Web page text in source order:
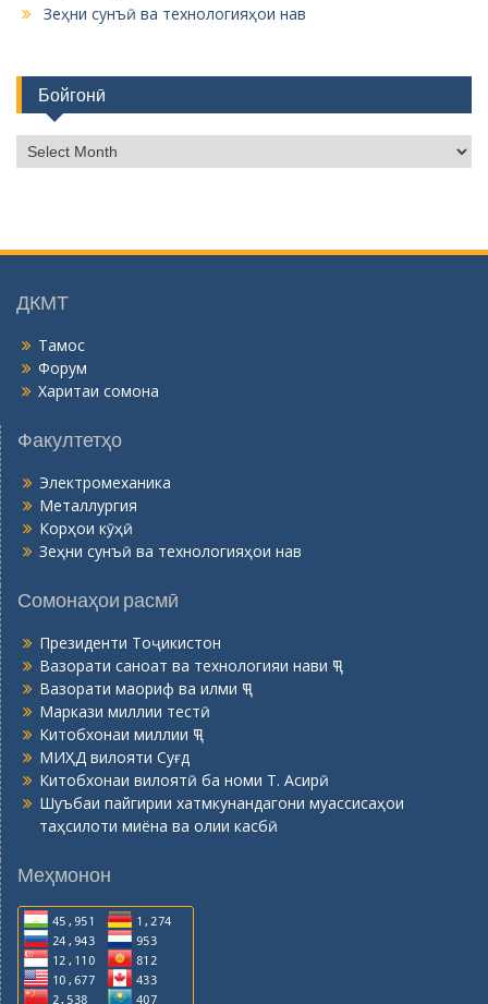
Зеҳни сунъӣ ва технологияҳои нав
Бойгонӣ
о
н
ДКМТ
Тамос
Форум
Харитаи сомона
Факултетҳо
Электромеханика
Металлургия
Корҳои кӯҳӣ
Зеҳни сунъӣ ва технологияҳои нав
Сомонаҳои расмӣ
Президенти Тоҷикистон
Вазорати саноат ва технологияи нави ҶТ
Вазорати маориф ва илми ҶТ
Маркази миллии тестӣ
Китобхонаи миллии ҶТ
МИҲД вилояти Суғд
Китобхонаи вилоятӣ ба номи Т. Асирӣ
Шуъбаи пайгирии хатмкунандагони муассисаҳои
таҳсилоти миёна ва олии касбӣ
Меҳмонон